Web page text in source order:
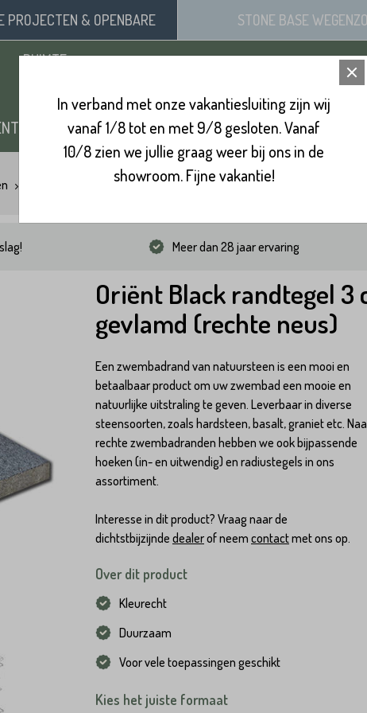
PROJECTEN & OPENBARE
RUIMTE
STONE BASE
ZAND, SIERGRIND & SPLIT
Oriënt Black randtegel 3 cm gevlamd (rechte neus)
Meer dan 28 jaar ervaring
Oriënt Black randtegel 3
gevlamd (rechte neus)
Een zwembadrand van natuursteen is een mooi en
betaalbaar product om uw zwembad een mooie en
natuurlijke uitstraling te geven. Leverbaar in diverse
steensoorten, zoals hardsteen, basalt, graniet etc.
rechte zwembadranden hebben we ook bijpassende
hoeken (in- en uitwendig) en radiustegels in ons
assortiment.
Interesse in dit product? Vraag naar de
dichtstbijzijnde dealerof neem contactmet ons op.
Over dit product
Kleurecht
Duurzaam
Voor vele toepassingen geschikt
Kies het juiste formaat
In verband met onze vakantiesluiting zijn wij
vanaf 1/8 tot en met 9/8 gesloten. Vanaf
10/8 zien we jullie graag weer bij ons in de
showroom. Fijne vakantie!